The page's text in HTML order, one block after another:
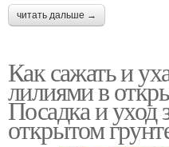
читать дальше →
Как сажать и
лилиями в
Посадка и уход
открытом